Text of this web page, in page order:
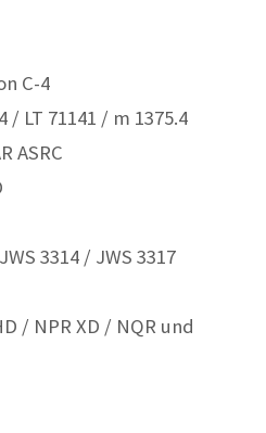
C-4
/ LT 71141 / m 1375.4
ASRC
3314 / JWS 3317
/ NPR XD / NQR und